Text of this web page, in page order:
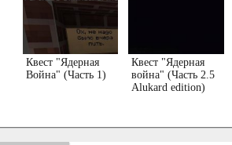
Квест "Ядерная
Война" (Часть 1)
Квест "Ядерная
война" (Часть 2.5
Alukard edition)